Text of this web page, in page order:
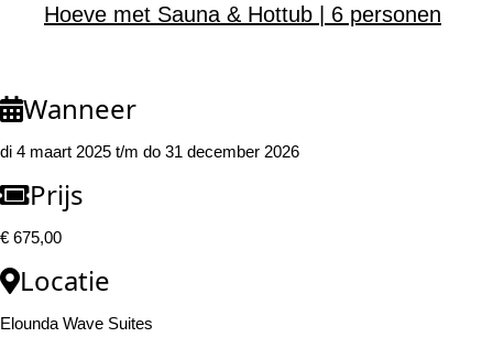
Hoeve met Sauna & Hottub | 6 personen
Wanneer
di 4 maart 2025 t/m do 31 december 2026
Prijs
€ 675,00
Locatie
Elounda Wave Suites